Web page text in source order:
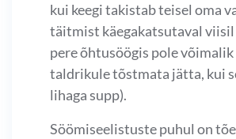
kui keegi takistab teisel oma
täitmist käegakatsutaval viisil
pere õhtusöögis pole
taldrikule tõstmata jätta, kui
lihaga supp).
Söömiseelistuste puhul on